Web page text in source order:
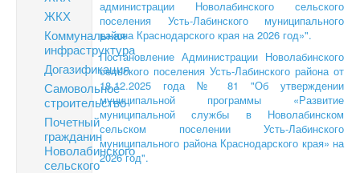
ЖКХ
Коммунальная
инфраструктура
Догазификация
Самовольное
строительство
Почетный
гражданин
Новолабинского
сельского
администрации Новолабинского сельского
поселения Усть-Лабинского муниципального
района Краснодарского края на 2026 год»".
Постановление Администрации Новолабинского
сельского поселения Усть-Лабинского района от
18.12.2025 года № 81 "Об утверждении
муниципальной программы «Развитие
муниципальной службы в Новолабинском
сельском поселении Усть-Лабинского
муниципального района Краснодарского края» на
2026 год".